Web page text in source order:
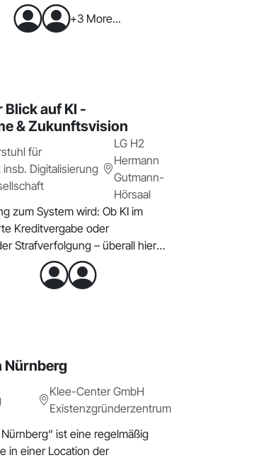
+3 More...
auf KI -
& Zukunftsvision
für
Digitalisierung
LG H2
Hermann
Gutmann-
Hörsaal
zum System wird: Ob KI im
Kreditvergabe oder
Strafverfolgung – überall hier
Nürnberg
Klee-Center GmbH
Existenzgründerzentrum
ist eine regelmäßig
in einer Location der